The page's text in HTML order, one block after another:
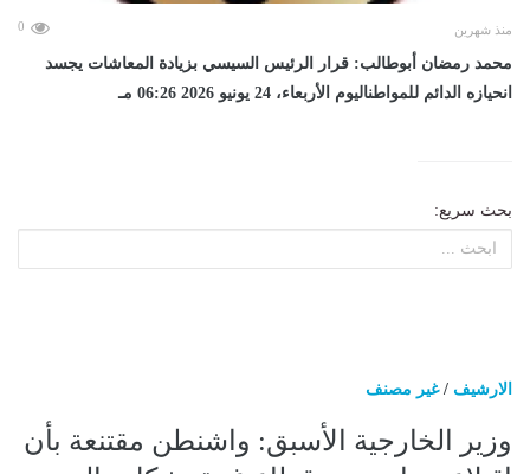
منذ شهرين 0
محمد رمضان أبوطالب: قرار الرئيس السيسي بزيادة المعاشات يجسد
انحيازه الدائم للمواطناليوم الأربعاء، 24 يونيو 2026 06:26 مـ
بحث سريع:
الارشيف /غير مصنف
وزير الخارجية الأسبق: واشنطن مقتنعة بأن